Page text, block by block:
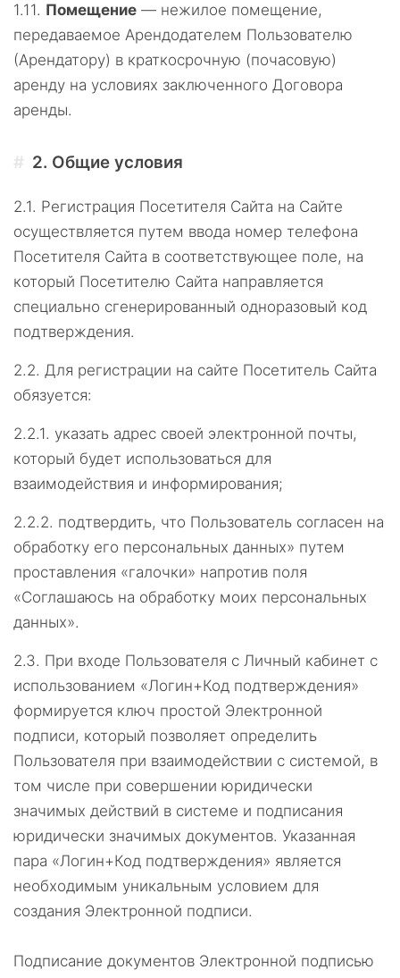
1.11. Помещение — нежилое помещение,
передаваемое Арендодателем Пользователю
(Арендатору) в краткосрочную (почасовую)
аренду на условиях заключенного Договора
аренды.
2. Общие условия
2.1. Регистрация Посетителя Сайта на Сайте
осуществляется путем ввода номер телефона
Посетителя Сайта в соответствующее поле, на
который Посетителю Сайта направляется
специально сгенерированный одноразовый код
подтверждения.
2.2. Для регистрации на сайте Посетитель Сайта
обязуется:
2.2.1. указать адрес своей электронной почты,
который будет использоваться для
взаимодействия и информирования;
2.2.2. подтвердить, что Пользователь согласен на
обработку его персональных данных» путем
проставления «галочки» напротив поля
«Соглашаюсь на обработку моих персональных
данных».
2.3. При входе Пользователя с Личный кабинет с
использованием «Логин+Код подтверждения»
формируется ключ простой Электронной
подписи, который позволяет определить
Пользователя при взаимодействии с системой, в
том числе при совершении юридически
значимых действий в системе и подписания
юридически значимых документов. Указанная
пара «Логин+Код подтверждения» является
необходимым уникальным условием для
создания Электронной подписи.
Подписание документов Электронной подписью